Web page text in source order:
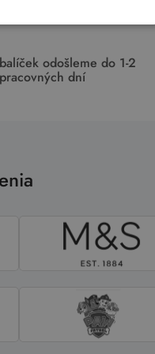
balíček odošleme do 1-2
pracovných dní